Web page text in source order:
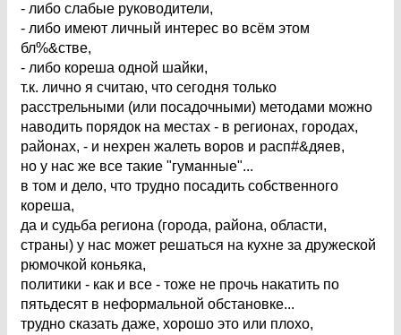
- либо слабые руководители,
- либо имеют личный интерес во всём этом
бл%&стве,
- либо кореша одной шайки,
т.к. лично я считаю, что сегодня только
расстрельными (или посадочными) методами можно
наводить порядок на местах - в регионах, городах,
районах, - и нехрен жалеть воров и расп#&дяев,
но у нас же все такие "гуманные"...
в том и дело, что трудно посадить собственного
кореша,
да и судьба региона (города, района, области,
страны) у нас может решаться на кухне за дружеской
рюмочкой коньяка,
политики - как и все - тоже не прочь накатить по
пятьдесят в неформальной обстановке...
трудно сказать даже, хорошо это или плохо,